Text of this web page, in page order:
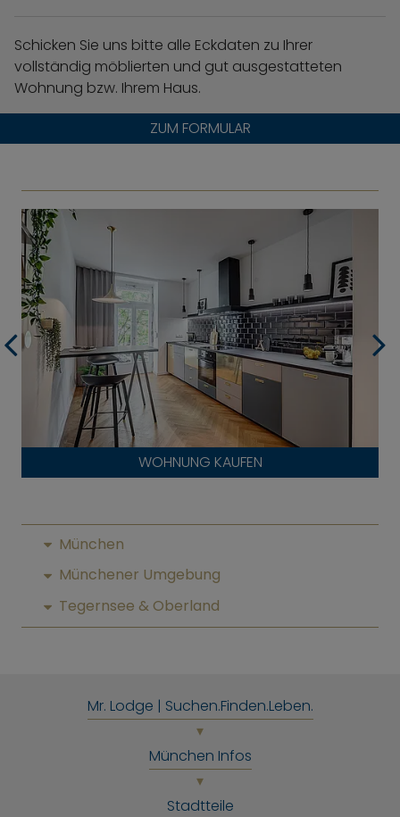
Schicken Sie uns bitte alle Eckdaten zu Ihrer
vollständig möblierten und gut ausgestatteten
Wohnung bzw. Ihrem Haus.
ZUM FORMULAR
WOHNUNG KAUFEN
München
Münchener Umgebung
Tegernsee & Oberland
Mr. Lodge | Suchen.Finden.Leben.
München Infos
Stadtteile